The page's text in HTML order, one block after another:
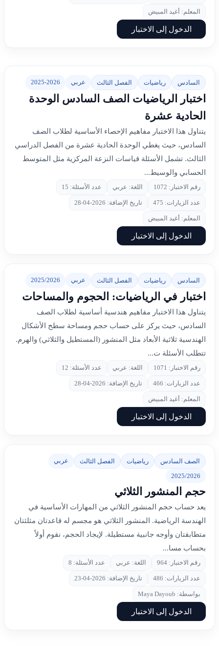
المعلم: أغيد المبيض
الدخول إلى الاختبار
السادس رياضيات الفصل الثالث عربي 2025-2026
اختبار الرياضيات الصف السادس الوحدة
الحادية عشرة
يتناول هذا الاختبار مفاهيم الإحصاء الأساسية لطلاب الصف
السادس، حيث يغطي الوحدة الحادية عشرة من الفصل الدراسي
الثالث. تشمل الأسئلة قياسات النزعة المركزية مثل المتوسط
الحسابي والوسيط...
رقم الاختبار: 1072 اللغة: عربي عدد الأسئلة: 15
عدد الزيارات: 475 تاريخ الإضافة: 2026-04-28
المعلم: أغيد المبيض
الدخول إلى الاختبار
السادس رياضيات الفصل الثالث عربي 2025/2026
اختبار في الرياضيات: الحجوم والمساحات
يتناول هذا الاختبار مفاهيم هندسية أساسية لطلاب الصف
السادس، حيث يركز على حساب حجم ومساحة سطح الأشكال
الهندسية ثلاثية الأبعاد مثل المنشور (المستطيل والثلاثي) والهرم.
تتطلب الأسئلة ت...
رقم الاختبار: 1071 اللغة: عربي عدد الأسئلة: 12
عدد الزيارات: 466 تاريخ الإضافة: 2026-04-28
المعلم: أغيد المبيض
الدخول إلى الاختبار
الصف السادس رياضيات الفصل الثالث عربي
2025/2026
حجم المنشور الثلاثي
يعد حساب حجم المنشور الثلاثي من المهارات الأساسية في
الهندسة الرياضية. المنشور الثلاثي هو مجسم له قاعدتان مثلثتان
متطابقتان وأوجه جانبية مستطيلة. لإيجاد الحجم، نقوم أولاً
بحساب مسا...
رقم الاختبار: 964 اللغة: عربي عدد الأسئلة: 8
عدد الزيارات: 486 تاريخ الإضافة: 2026-04-23
بواسطة: Maya Dayoub
الدخول إلى الاختبار